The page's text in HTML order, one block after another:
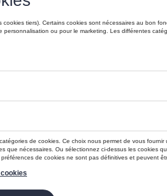
Ce produit n'est
Vérifiez